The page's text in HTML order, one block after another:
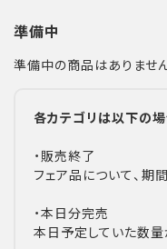
準備中
準備中の商品はありませ
各カテゴリは以下の
・販売終了
フェア品について、
・本日分完売
本日予定していた数